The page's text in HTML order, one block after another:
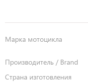
Марка мотоцикла
Производитель / Brand
Страна изготовления